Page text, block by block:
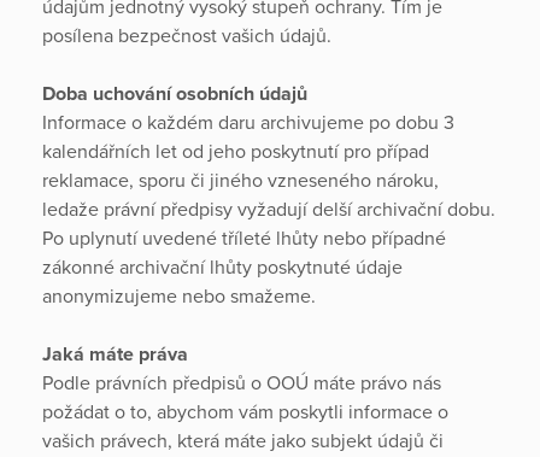
údajům jednotný vysoký stupeň ochrany. Tím je
posílena bezpečnost vašich údajů.
Doba uchování osobních údajů
Informace o každém daru archivujeme po dobu 3
kalendářních let od jeho poskytnutí pro případ
reklamace, sporu či jiného vzneseného nároku,
ledaže právní předpisy vyžadují delší archivační dobu.
Po uplynutí uvedené tříleté lhůty nebo případné
zákonné archivační lhůty poskytnuté údaje
anonymizujeme nebo smažeme.
Jaká máte práva
Podle právních předpisů o OOÚ máte právo nás
požádat o to, abychom vám poskytli informace o
vašich právech, která máte jako subjekt údajů či